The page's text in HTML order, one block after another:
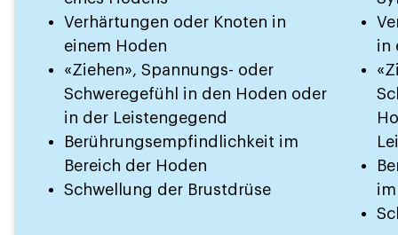
Verhärtungen oder Knoten in
einem Hoden
«Ziehen», Spannungs- oder
Schweregefühl in den Hoden oder
in der Leistengegend
Berührungsempfindlichkeit im
Bereich der Hoden
Schwellung der Brustdrüse
in